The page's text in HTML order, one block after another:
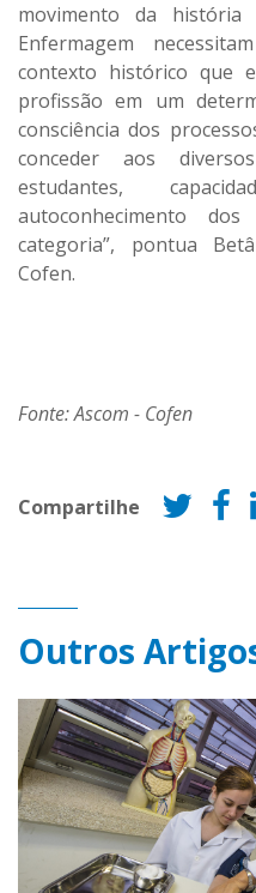
movimento da
Enfermagem
contexto histórico que
profissão em um
consciência dos
conceder aos
estudantes,
autoconhecimento
categoria”, pontua
Cofen.
Fonte: Ascom - Cofen
Compartilhe
Outros